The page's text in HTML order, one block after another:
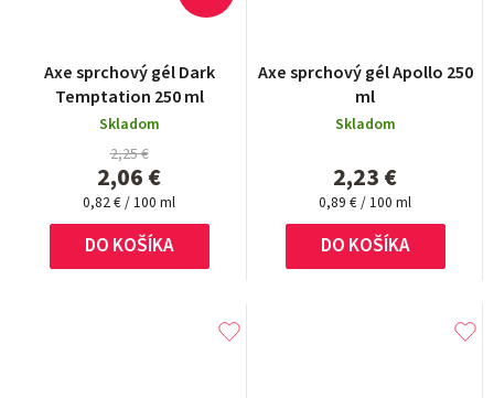
Axe sprchový gél Dark
Temptation 250 ml
Skladom
2,25 €
2,06 €
Jednotková
cena:
0,82 € / 100 ml
DO KOŠÍKA
Axe sprchový gél Apollo 250
ml
Skladom
2,23 €
Jednotková
cena:
0,89 € / 100 ml
DO KOŠÍKA